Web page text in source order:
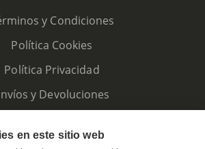
y Condiciones
Política Cookies
Política Privacidad
y Devoluciones
en este sitio web